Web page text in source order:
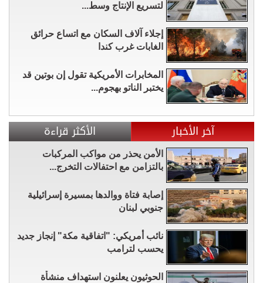
لتسريع الإنتاج وسط...
إجلاء آلاف السكان مع اتساع حرائق
الغابات غرب كندا
المخابرات الأمريكية تقول إن بوتين قد
يختبر الناتو بهجوم...
آخر الأخبار الأكثر قراءة
الأمن يحذر من مواكب المركبات
بالتزامن مع احتفالات التخرج...
إصابة فتاة ووالدها بمسيرة إسرائيلية
جنوبي لبنان
نائب أمريكي: "اتفاقية مكة" إنجاز جديد
يحسب لترامب
الحوثيون يعلنون استهداف منشأة